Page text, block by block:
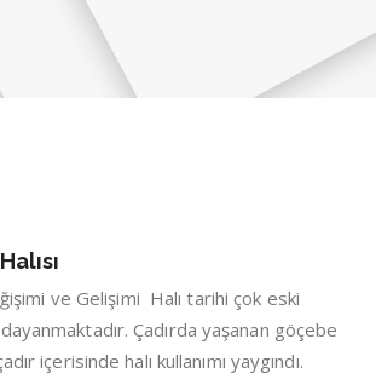
ve Gelişimi Halı tarihi çok eski
Çadırda yaşanan göçebe
içerisinde halı kullanımı yaygındı.